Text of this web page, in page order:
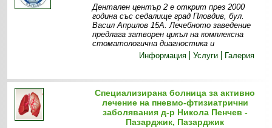
Дентален център 2 е открит през 2000
година със седалище град Пловдив, бул.
Васил Априлов 15А. Лечебното заведение
предлага затворен цикъл на комплексна
стоматологична диагностика и
Информация
Услуги Галерия
Специализирана болница за активно
лечение на пневмо-фтизиатрични
заболявания д-р Никола Пенчев -
Пазарджик, Пазарджик